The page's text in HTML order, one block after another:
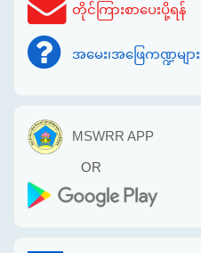
တိုင်ကြားစာပေးပို့ရန်
အမေး၊အဖြေကဏ္ဍများ
MSWRR APP
OR